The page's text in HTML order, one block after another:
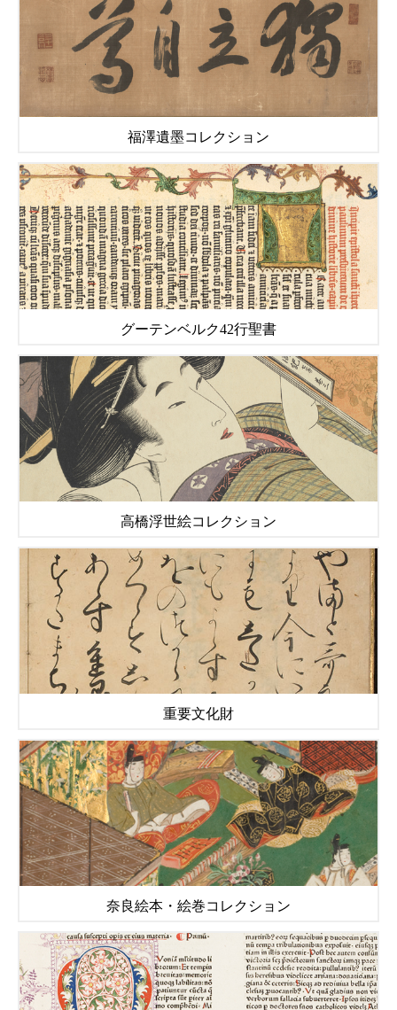
福澤遺墨コレクション
グーテンベルク42行聖書
高橋浮世絵コレクション
重要文化財
奈良絵本・絵巻コレクション